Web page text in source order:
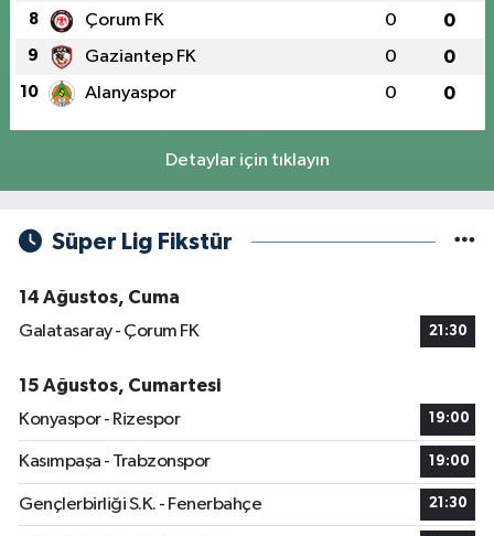
8 Çorum FK 0 0
9 Gaziantep FK 0 0
10 Alanyaspor 0 0
Detaylar için tıklayın
Süper Lig Fikstür
14 Ağustos, Cuma
Galatasaray - Çorum FK
21:30
15 Ağustos, Cumartesi
Konyaspor - Rizespor
19:00
Kasımpaşa - Trabzonspor 19:00
Gençlerbirliği S.K. - Fenerbahçe 21:30